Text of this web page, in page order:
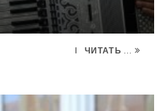
ЧИТАТЬ ...